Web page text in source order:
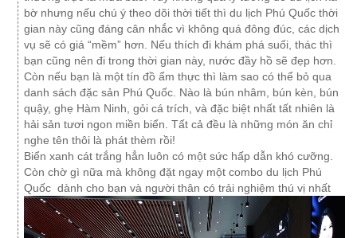
bờ nhưng nếu chú ý theo dõi thời tiết thì du lịch Phú Quốc thời
gian này cũng đáng cân nhắc vì không quá đông đúc, các dịch
vụ sẽ có giá “mềm” hơn. Nếu thích đi khám phá suối, thác thì
bạn cũng nên đi trong thời gian này, nước đầy hồ sẽ đẹp hơn.
Còn nếu bạn là một tín đồ ẩm thực thì làm sao có thể bỏ qua
danh sách đặc sản Phú Quốc. Nào là bún nhâm, bún kèn, bún
quậy, ghẹ Hàm Ninh, gỏi cá trích, và đặc biệt nhất tất nhiên là
hải sản tươi ngon miền biển. Tất cả đều là những món ăn chỉ
nghe tên thôi là phát thèm rồi!
Biển xanh cát trắng hẳn luôn có một sức hấp dẫn khó cưỡng.
Còn chờ gì nữa mà không đặt ngay một combo du lịch Phú
Quốc dành cho bạn và người thân có trải nghiệm thú vị nhất